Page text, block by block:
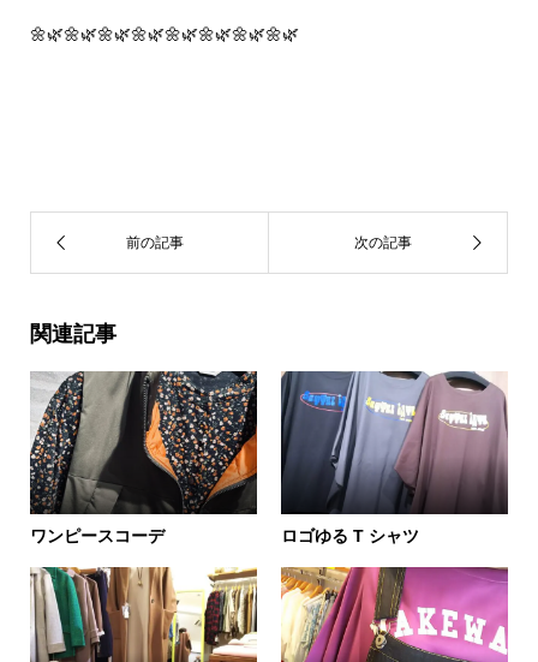
🌼🌿🌼🌿🌼🌿🌼🌿🌼🌿🌼🌿🌼🌿🌼🌿
関連記事
ワンピースコーデ ロゴゆる T シャツ